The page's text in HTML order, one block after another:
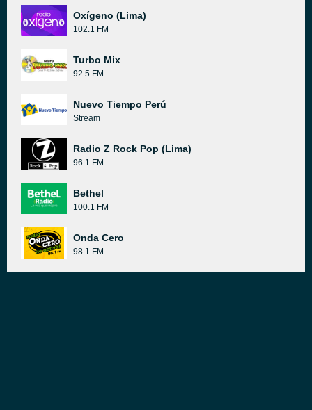
Oxígeno (Lima)
102.1 FM
Turbo Mix
92.5 FM
Nuevo Tiempo Perú
Stream
Radio Z Rock Pop (Lima)
96.1 FM
Bethel
100.1 FM
Onda Cero
98.1 FM